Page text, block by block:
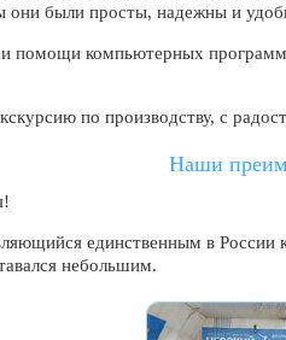
были просты, надежны и
помощи компьютерных
по производству, с
Наши
единственным в России
небольшим.